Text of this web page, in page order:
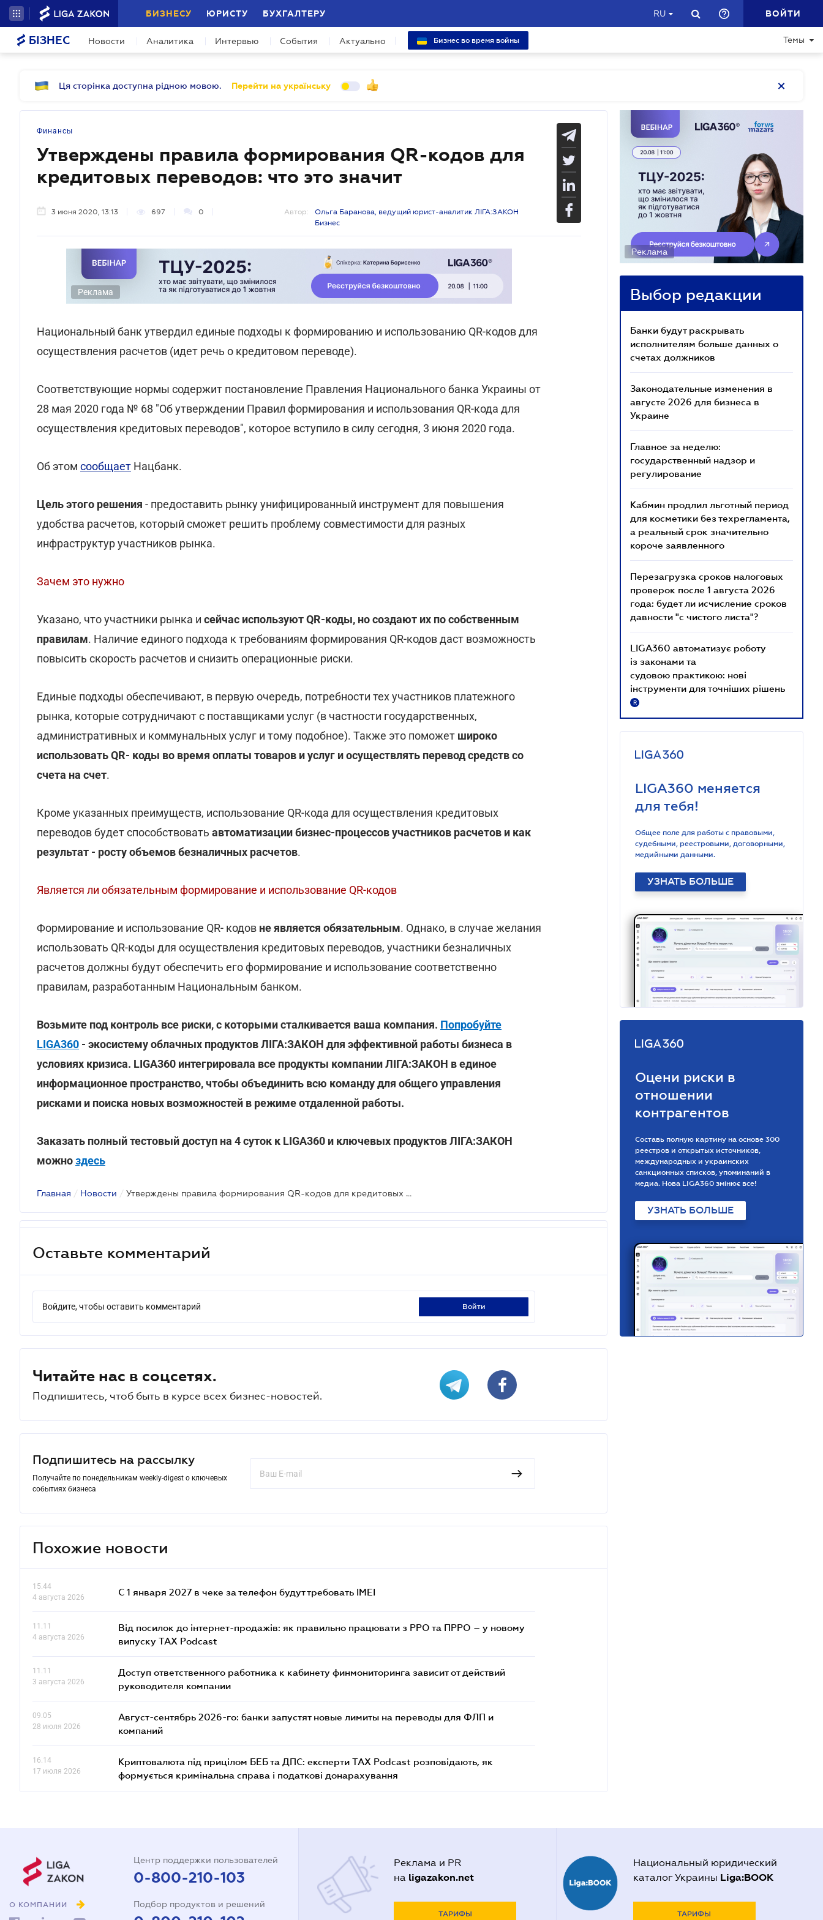
БИЗНЕСУ ЮРИСТУ БУХГАЛТЕРУ RU ВОЙТИ
БІЗНЕС Новости Аналитика Интервью События Актуально Бизнес во время войны Темы
Ця сторінка доступна рідною мовою. Перейти на українську
Финансы
Утверждены правила формирования QR-кодов для
кредитовых переводов: что это значит
3 июня 2020, 13:13 697 0 Автор:
Ольга Баранова, ведущий юрист-аналитик ЛІГА:ЗАКОН
Бизнес
Реклама
Национальный банк утвердил единые подходы к формированию и использованию QR-кодов для
осуществления расчетов (идет речь о кредитовом переводе).
Соответствующие нормы содержит постановление Правления Национального банка Украины от
28 мая 2020 года № 68 "Об утверждении Правил формирования и использования QR-кода для
осуществления кредитовых переводов", которое вступило в силу сегодня, 3 июня 2020 года.
Об этом сообщает Нацбанк.
Цель этого решения - предоставить рынку унифицированный инструмент для повышения
удобства расчетов, который сможет решить проблему совместимости для разных
инфраструктур участников рынка.
Зачем это нужно
Указано, что участники рынка и сейчас используют QR-коды, но создают их по собственным
правилам. Наличие единого подхода к требованиям формирования QR-кодов даст возможность
повысить скорость расчетов и снизить операционные риски.
Единые подходы обеспечивают, в первую очередь, потребности тех участников платежного
рынка, которые сотрудничают с поставщиками услуг (в частности государственных,
административных и коммунальных услуг и тому подобное). Также это поможет широко
использовать QR- коды во время оплаты товаров и услуг и осуществлять перевод средств со
счета на счет.
Кроме указанных преимуществ, использование QR-кода для осуществления кредитовых
переводов будет способствовать автоматизации бизнес-процессов участников расчетов и как
результат - росту объемов безналичных расчетов.
Является ли обязательным формирование и использование QR-кодов
Формирование и использование QR- кодов не является обязательным. Однако, в случае желания
использовать QR-коды для осуществления кредитовых переводов, участники безналичных
расчетов должны будут обеспечить его формирование и использование соответственно
правилам, разработанным Национальным банком.
Возьмите под контроль все риски, с которыми сталкивается ваша компания. Попробуйте
LIGA360 - экосистему облачных продуктов ЛІГА:ЗАКОН для эффективной работы бизнеса в
условиях кризиса. LIGA360 интегрировала все продукты компании ЛІГА:ЗАКОН в единое
информационное пространство, чтобы объединить всю команду для общего управления
рисками и поиска новых возможностей в режиме отдаленной работы.
Заказать полный тестовый доступ на 4 суток к LIGA360 и ключевых продуктов ЛІГА:ЗАКОН
можноздесь
Главная / Новости / Утверждены правила формирования QR-кодов для кредитовых переводов: что это значит
Оставьте комментарий
Войдите, чтобы оставить комментарий войти
Читайте нас в соцсетях.
Подпишитесь, чтоб быть в курсе всех бизнес-новостей.
Подпишитесь на рассылку
Получайте по понедельникам weekly-digest о ключевых
событиях бизнеса
Похожие новости
15.44
4 августа 2026
С 1 января 2027 в чеке за телефон будут требовать IMEI
11.11
4 августа 2026
Від посилок до інтернет-продажів: як правильно працювати з РРО та ПРРО – у новому
випуску TAX Podcast
11.11
3 августа 2026
Доступ ответственного работника к кабинету финмониторинга зависит от действий
руководителя компании
09.05
28 июля 2026
Август-сентябрь 2026-го: банки запустят новые лимиты на переводы для ФЛП и
компаний
16.14
17 июля 2026
Криптовалюта під прицілом БЕБ та ДПС: експерти TAX Podcast розповідають, як
формується кримінальна справа і податкові донарахування
Реклама
Выбор редакции
Банки будут раскрывать
исполнителям больше данных о
счетах должников
Законодательные изменения в
августе 2026 для бизнеса в
Украине
Главное за неделю:
государственный надзор и
регулирование
Кабмин продлил льготный период
для косметики без техрегламента,
а реальный срок значительно
короче заявленного
Перезагрузка сроков налоговых
проверок после 1 августа 2026
года: будет ли исчисление сроков
давности "с чистого листа"?
LIGA360 автоматизує роботу
із законами та
судовою практикою: нові
інструменти для точніших рішень
R
LIGA360 меняется
для тебя!
Общее поле для работы с правовыми,
судебными, реестровыми, договорными,
медийными данными.
УЗНАТЬ БОЛЬШЕ
Оцени риски в
отношении
контрагентов
Составь полную картину на основе 300
реестров и открытых источников,
международных и украинских
санкционных списков, упоминаний в
медиа. Нова LIGA360 змінює все!
УЗНАТЬ БОЛЬШЕ
О КОМПАНИИ
Центр поддержки пользователей
0-800-210-103
Подбор продуктов и решений
Реклама и PR
на ligazakon.net
ТАРИФЫ
Национальный юридический
каталог Украины Liga:BOOK
ТАРИФЫ